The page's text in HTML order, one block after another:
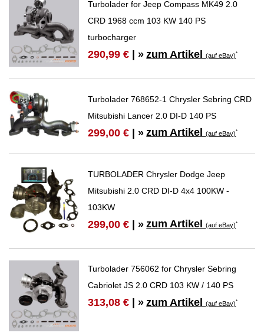
Turbolader for Jeep Compass MK49 2.0
CRD 1968 ccm 103 KW 140 PS
turbocharger
290,99 € | » zum Artikel(auf eBay)*
Turbolader 768652-1 Chrysler Sebring CRD
Mitsubishi Lancer 2.0 DI-D 140 PS
299,00 € | » zum Artikel(auf eBay)*
TURBOLADER Chrysler Dodge Jeep
Mitsubishi 2.0 CRD DI-D 4x4 100KW -
103KW
299,00 € | » zum Artikel(auf eBay)*
Turbolader 756062 for Chrysler Sebring
Cabriolet JS 2.0 CRD 103 KW / 140 PS
313,08 € | » zum Artikel(auf eBay)*